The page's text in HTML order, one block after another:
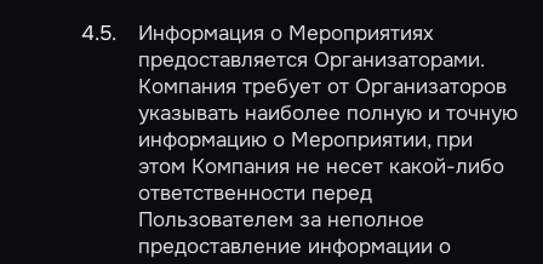
Информация о Мероприятиях
предоставляется Организаторами.
Компания требует от Организаторов
указывать наиболее полную и точную
информацию о Мероприятии, при
этом Компания не несет какой-либо
ответственности перед
Пользователем за неполное
предоставление информации о